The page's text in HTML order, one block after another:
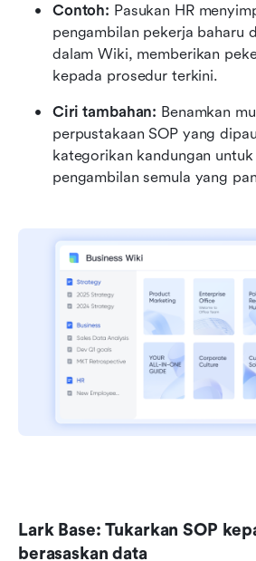
Contoh: Pasukan HR
pengambilan pekerja baharu
dalam Wiki, memberikan
kepada prosedur terkini.
Ciri tambahan: Benamkan
perpustakaan SOP yang
kategorikan kandungan
pengambilan semula yang
Lark Base: Tukarkan SOP
berasaskan data